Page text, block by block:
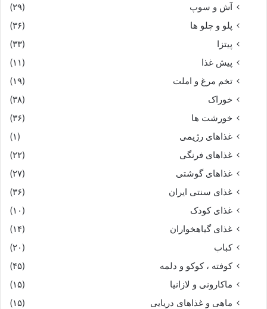
آش و سوپ
(۲۹)
پلو و چلو ها
(۳۶)
پیتزا
(۳۳)
پیش غذا
(۱۱)
تخم مرغ و املت
(۱۹)
خوراک
(۳۸)
خورشت ها
(۳۶)
غذاهای رژیمی
(۱)
غذاهای فرنگی
(۲۲)
غذاهای گوشتی
(۲۷)
غذای سنتی ایران
(۳۶)
غذای کودک
(۱۰)
غذای گیاهخواران
(۱۴)
کباب
(۲۰)
کوفته ، کوکو و دلمه
(۴۵)
ماکارونی و لازانیا
(۱۵)
ماهی و غذاهای دریایی
(۱۵)